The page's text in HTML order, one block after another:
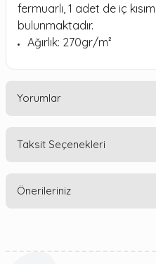
fermuarlı, 1 adet de iç
bulunmaktadır.
Ağırlık: 270gr/m²
Yorumlar
Taksit Seçenekleri
Önerileriniz